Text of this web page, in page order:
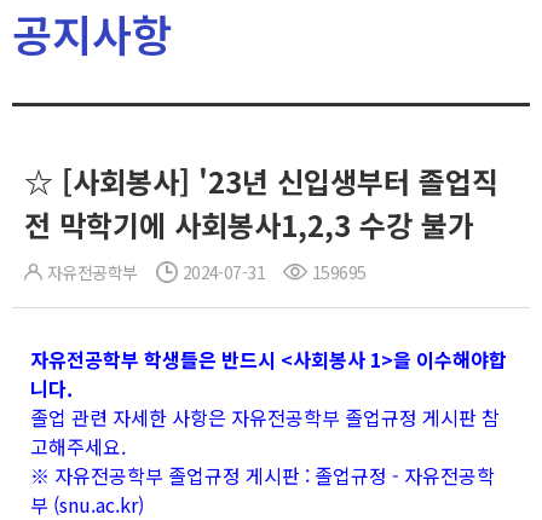
공지사항
☆ [사회봉사] '23년 신입생부터 졸업직
전 막학기에 사회봉사1,2,3 수강 불가
자유전공학부 2024-07-31 159695
자유전공학부 학생들은 반드시 <사회봉사 1>을 이수해야합
니다.
졸업 관련 자세한 사항은 자유전공학부 졸업규정 게시판 참
고해주세요.
※ 자유전공학부 졸업규정 게시판 : 졸업규정 - 자유전공학
부 (snu.ac.kr)